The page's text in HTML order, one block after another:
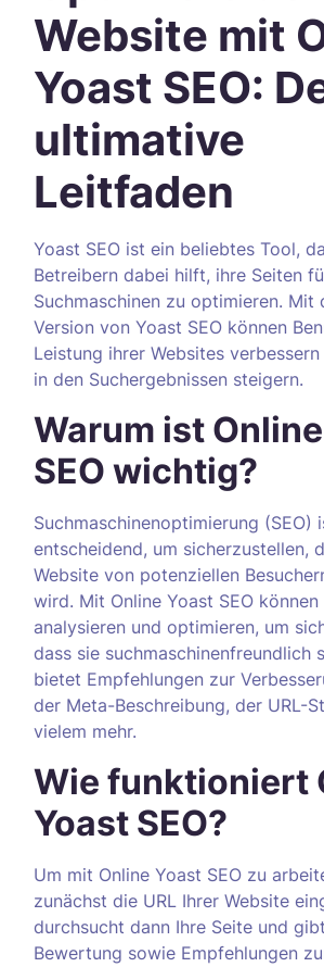
Website mit
Yoast SEO:
ultimative
Leitfaden
Yoast SEO ist ein beliebtes Tool,
Betreibern dabei hilft, ihre Seiten
Suchmaschinen zu optimieren. Mit
Version von Yoast SEO können
Leistung ihrer Websites
in den Suchergebnissen steigern.
Warum ist
SEO wichtig?
Suchmaschinenoptimierung (SEO)
entscheidend, um sicherzustellen,
Website von potenziellen
wird. Mit Online Yoast SEO können
analysieren und optimieren, um
dass sie suchmaschinenfreundlich
bietet Empfehlungen zur
der Meta-Beschreibung, der URL-
vielem mehr.
Wie funktioniert
Yoast SEO?
Um mit Online Yoast SEO zu
zunächst die URL Ihrer Website
durchsucht dann Ihre Seite und
Bewertung sowie Empfehlungen